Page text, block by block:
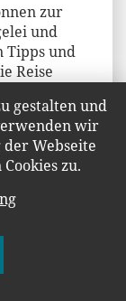
zur
und
Tipps und
Reise
Reisen
gestalten und
wir
Webseite
zu.